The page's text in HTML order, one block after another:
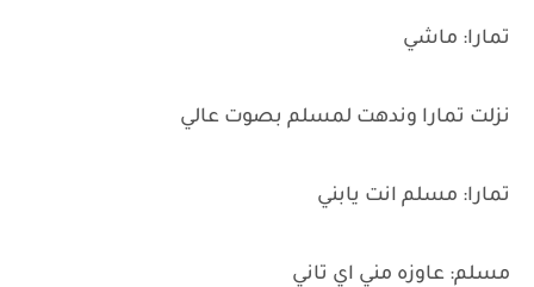
تمارا: ماشي
نزلت تمارا وندهت لمسلم بصوت عالي
تمارا: مسلم انت يابني
مسلم: عاوزه مني اي تاني